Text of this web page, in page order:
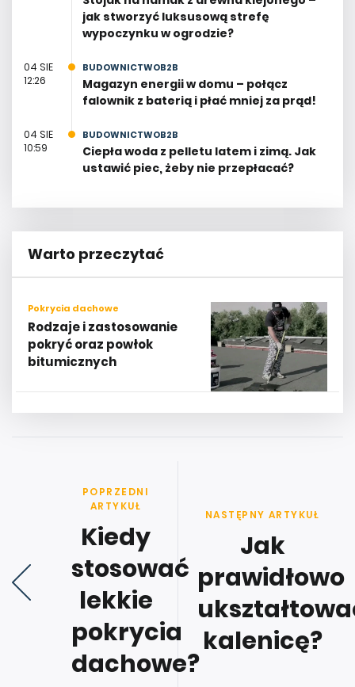
jak stworzyć luksusową strefę
wypoczynku w ogrodzie?
04 SIE
12:26
BUDOWNICTWOB2B
Magazyn energii w domu – połącz
falownik z baterią i płać mniej za prąd!
04 SIE
10:59
BUDOWNICTWOB2B
Ciepła woda z pelletu latem i zimą. Jak
ustawić piec, żeby nie przepłacać?
Warto przeczytać
Pokrycia dachowe
Rodzaje i zastosowanie
pokryć oraz powłok
bitumicznych
POPRZEDNI
ARTYKUŁ
Kiedy
stosować
lekkie
pokrycia
dachowe?
NASTĘPNY ARTYKUŁ
Jak
prawidłowo
kalenicę?